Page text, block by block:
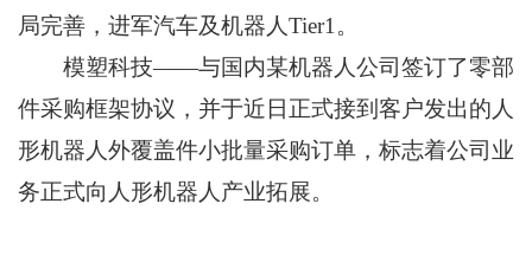
局完善，进军汽车及机器人Tier1。
模塑科技——与国内某机器人公司签订了零部
件采购框架协议，并于近日正式接到客户发出的人
形机器人外覆盖件小批量采购订单，标志着公司业
务正式向人形机器人产业拓展。